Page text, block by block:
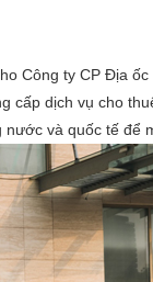
Công ty CP Địa
cấp dịch vụ cho
và quốc tế để